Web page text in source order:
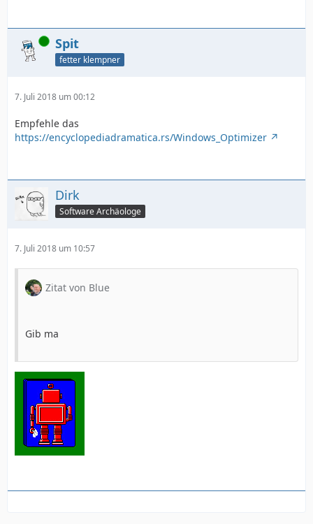
Online Spit
fetter klempner
7. Juli 2018 um 00:12
Empfehle das
https://encyclopediadramatica.rs/Windows_Optimizer
Dirk
Software Archäologe
7. Juli 2018 um 10:57
Zitat von Blue
Gib ma